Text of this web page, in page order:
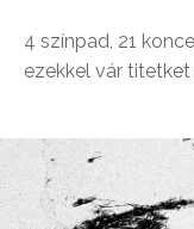
4 színpad, 21
ezekkel vár titetket